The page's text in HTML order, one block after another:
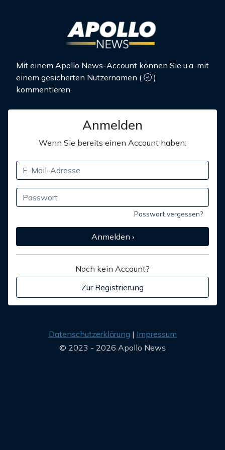
Mit einem Apollo News-Account können Sie u.a. mit
einem gesicherten Nutzernamen (
)
kommentieren.
Anmelden
Wenn Sie bereits einen Account haben:
Passwort vergessen?
Anmelden ›
Noch kein Account?
Zur Registrierung
Datenschutzerklärung
Impressum
© 2023 - 2026 Apollo News